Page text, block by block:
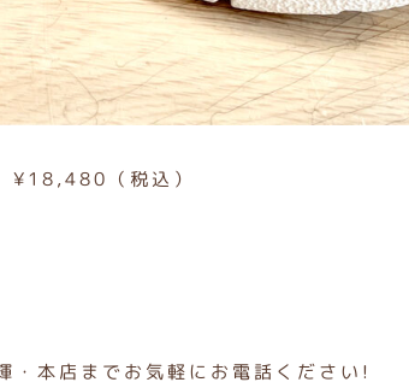
（税込）
・本店までお気軽にお電話ください!